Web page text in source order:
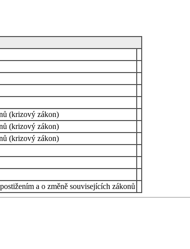
(krizový zákon)
(krizový zákon)
(krizový zákon)
a o změně souvisejících zákonů